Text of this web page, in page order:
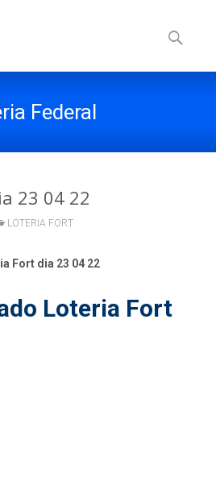
to
content
por:
Federal
23 04 22
LOTERIA FORT
Fort dia 23 04 22
Loteria Fort